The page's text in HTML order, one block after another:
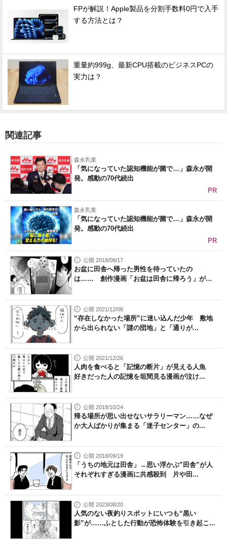
FPが解説！Apple製品を分割手数料0円で入手
する方法とは？
重量約999g、最新CPU搭載のビジネスPCの
実力は？
関連記事
森永乳業
「気になっていた認知機能が菌で…」森永が開
発。感動の70代続出
PR
森永乳業
「気になっていた認知機能が菌で…」森永が開
発。感動の70代続出
PR
公開 2018/08/17
お盆に田舎へ帰った男性を待っていたの
は…… 創作漫画「お盆は田舎に帰ろう」が切
公開 2021/12/08
“存在しなかった場所”に迷い込んだ少年 敷地
から出られない「謎の団地」と「通りが...
公開 2021/12/26
人肉を食べると「記憶の断片」が見える人魚
好きだった人の記憶を垣間見る漫画が泣け...
公開 2018/10/24
帰る場所が思い出せないサラリーマン……なぜ
か大人ばかりが集まる「迷子センター」の...
公開 2018/09/19
「うちの地元は田舎」→思い浮かぶ”田舎”が人
それぞれすぎる漫画に共感殺到 片や田...
公開 2023/08/20
人気のない夜釣りスポットにいつも“黒い
影”が……ふとした行動が恐怖体験を引き起こ...